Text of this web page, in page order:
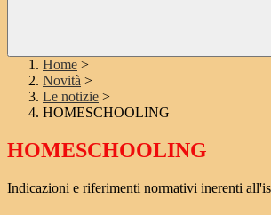
Home >
Novità >
Le notizie >
HOMESCHOOLING
HOMESCHOOLING
Indicazioni e riferimenti normativi inerenti